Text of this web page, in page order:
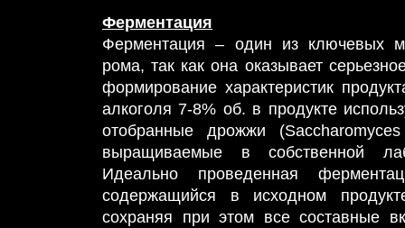
Ферментация
Ферментация – один из ключевых
рома, так как она оказывает
формирование характеристик
алкоголя 7-8% об. в продукте
отобранные дрожжи
выращиваемые в собственной
Идеально проведенная
содержащийся в исходном
сохраняя при этом все составные